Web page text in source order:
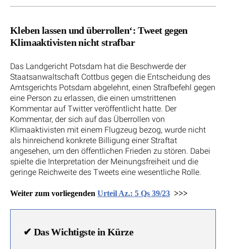
Kleben lassen und überrollen‘: Tweet gegen
Klimaaktivisten nicht strafbar
Das Landgericht Potsdam hat die Beschwerde der
Staatsanwaltschaft Cottbus gegen die Entscheidung des
Amtsgerichts Potsdam abgelehnt, einen Strafbefehl gegen
eine Person zu erlassen, die einen umstrittenen
Kommentar auf Twitter veröffentlicht hatte. Der
Kommentar, der sich auf das Überrollen von
Klimaaktivisten mit einem Flugzeug bezog, wurde nicht
als hinreichend konkrete Billigung einer Straftat
angesehen, um den öffentlichen Frieden zu stören. Dabei
spielte die Interpretation der Meinungsfreiheit und die
geringe Reichweite des Tweets eine wesentliche Rolle.
Weiter zum vorliegenden Urteil Az.: 5 Qs 39/23 >>>
✔ Das Wichtigste in Kürze